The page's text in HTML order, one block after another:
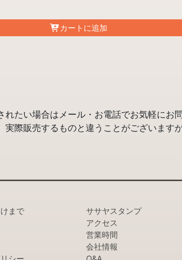
カートに追加
たい場合はメール・お電話でお気軽にお
際販売するものと違うことがございます
まで
ササヤスタンプ
アクセス
営業時間
会社情報